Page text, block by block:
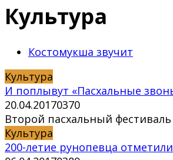
Культура
Костомукша звучит
Культура
И поплывут «Пасхальные
20.04.20170370
Второй пасхальный
Культура
200-летие рунопевца